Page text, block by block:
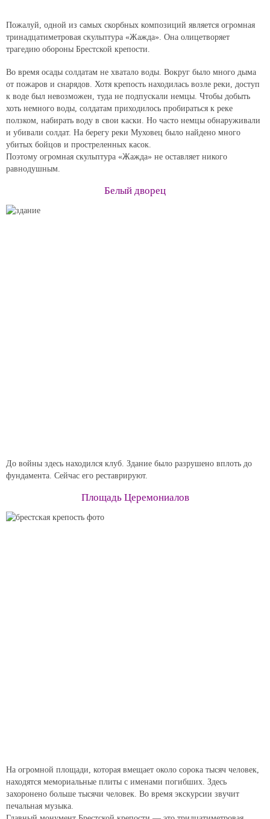
Пожалуй, одной из самых скорбных композиций является огромная
тринадцатиметровая скульптура «Жажда». Она олицетворяет
трагедию обороны Брестской крепости.
Во время осады солдатам не хватало воды. Вокруг было много дыма
от пожаров и снарядов. Хотя крепость находилась возле реки, доступ
к воде был невозможен, туда не подпускали немцы. Чтобы добыть
хоть немного воды, солдатам приходилось пробираться к реке
ползком, набирать воду в свои каски. Но часто немцы обнаруживали
и убивали солдат. На берегу реки Муховец было найдено много
убитых бойцов и простреленных касок.
Поэтому огромная скульптура «Жажда» не оставляет никого
равнодушным.
Белый дворец
До войны здесь находился клуб. Здание было разрушено вплоть до
фундамента. Сейчас его реставрируют.
Площадь Церемониалов
На огромной площади, которая вмещает около сорока тысяч человек,
находятся мемориальные плиты с именами погибших. Здесь
захоронено больше тысячи человек. Во время экскурсии звучит
печальная музыка.